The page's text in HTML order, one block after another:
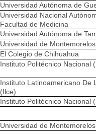
Universidad Autónoma de
Universidad Nacional
Facultad de Medicina
Universidad Autónoma de
Universidad de
El Colegio de Chihuahua
Instituto Politécnico Nacional
Instituto Latinoamericano De
(Ilce)
Instituto Politécnico Nacional
Universidad de